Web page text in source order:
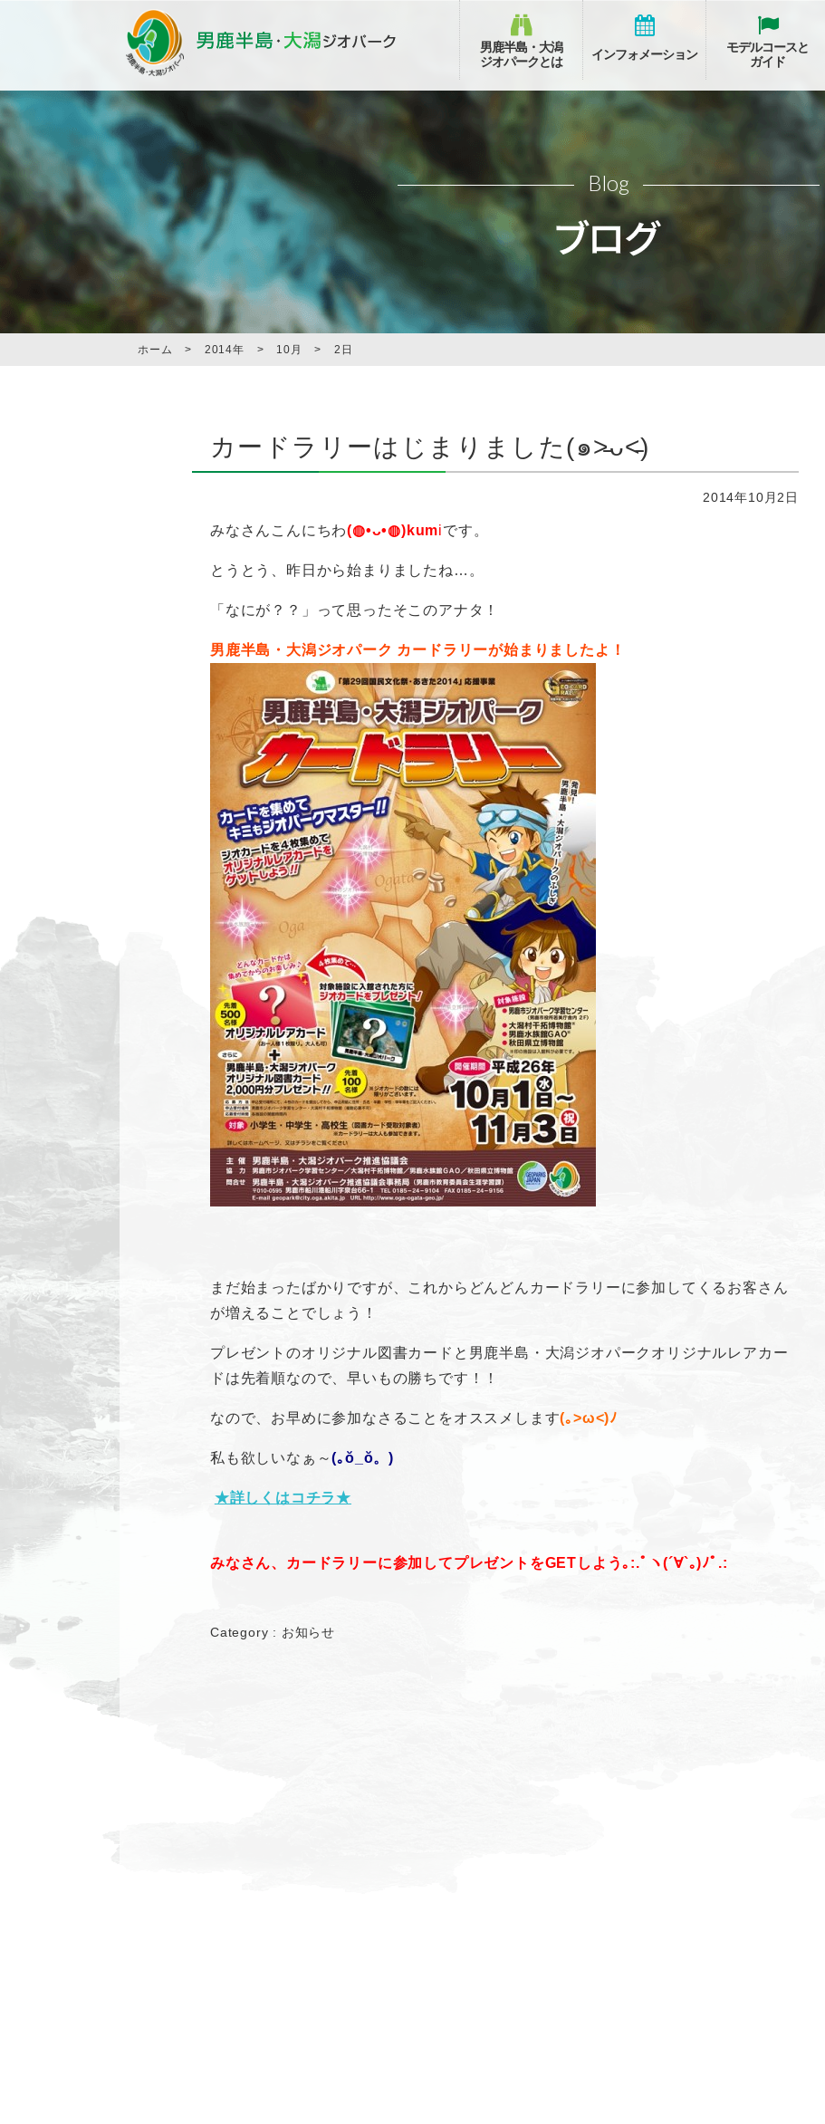
男鹿半島・大潟
ジオパークとは
インフォメーション
モデルコースと
ガイド
Blog
ホーム > 2014年 > 10月 > 2日
カードラリーはじまりました(๑˃̵ᴗ˂̵)
2014年10月2日
みなさんこんにちわ(◍•ᴗ•◍) kumiです。
とうとう、昨日から始まりましたね…。
「なにが？？」って思ったそこのアナタ！
男鹿半島・大潟ジオパーク カードラリーが始まりましたよ！
まだ始まったばかりですが、これからどんどんカードラリーに参加してくるお客さん
が増えることでしょう！
プレゼントのオリジナル図書カードと男鹿半島・大潟ジオパークオリジナルレアカー
ドは先着順なので、早いもの勝ちです！！
なので、お早めに参加なさることをオススメします(｡>ω<)ﾉ
私も欲しいなぁ～(｡ŏ_ŏ。)
★詳しくはコチラ★
みなさん、カードラリーに参加してプレゼントをGETしよう｡:.ﾟヽ(´∀`｡)ﾉﾟ.:
Category : お知らせ